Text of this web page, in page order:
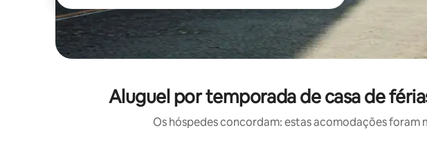
Aluguel por temporada de casa de
Os hóspedes concordam: estas acomodações